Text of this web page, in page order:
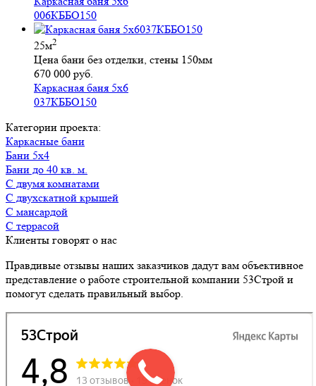
006КББО150
25м2
Цена бани без отделки, стены 150мм
670 000 руб.
Каркасная баня 5х6
037КББО150
Категории проекта:
Каркасные бани
Бани 5х4
Бани до 40 кв. м.
с двумя комнатами
с двухскатной крышей
с мансардой
с террасой
Клиенты говорят о нас
Правдивые отзывы наших заказчиков дадут вам объективное
представление о работе строительной компании 53Строй и
помогут сделать правильный выбор.